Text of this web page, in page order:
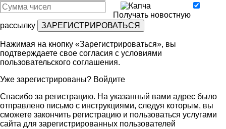
Получать новостную
рассылку
Нажимая на кнопку «Зарегистрироваться», вы
подтверждаете свое согласия с условиями
пользовательского соглашения.
Уже зарегистрированы? Войдите
Спасибо за регистрацию. На указанный вами адрес было
отправлено письмо с инструкциями, следуя которым, вы
сможете закончить регистрацию и пользоваться услугами
сайта для зарегистрированных пользователей